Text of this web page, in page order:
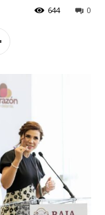
0
644